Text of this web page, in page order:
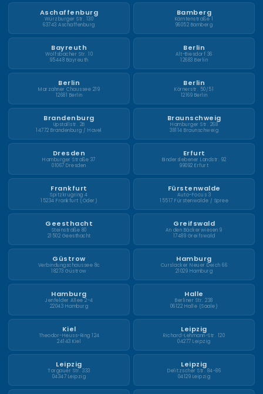
Aschaffenburg
Würzburger Str. 130
63743 Aschaffenburg
Bamberg
Kärntenstraße 1
96052 Bamberg
Bayreuth
Wolfsbacher Str. 10
95448 Bayreuth
Berlin
Alt-Biesdorf 36
12683 Berlin
Berlin
Marzahner Chaussee 219
12681 Berlin
Berlin
Körnerstr. 50/51
12169 Berlin
Brandenburg
Upstallstr. 2B
14772 Brandenburg / Havel
Braunschweig
Hamburger Str. 268
38114 Braunschweig
Dresden
Hamburger Straße 37
01067 Dresden
Erfurt
Binderslebener Landstr. 92
99092 Erfurt
Frankfurt
Spitzkrugring 4
15234 Frankfurt (Oder)
Fürstenwalde
Auto-Focus 3
15517 Fürstenwalde / Spree
Geesthacht
Steinstraße 80
21502 Geesthacht
Greifswald
An den Bäckerwiesen 9
17489 Greifswald
Güstrow
Verbindungschaussee 8c
18273 Güstrow
Hamburg
Curslacker Neuer Deich 66
21029 Hamburg
Hamburg
Jenfelder Allee 2-4
22043 Hamburg
Halle
Berliner Str. 238
06122 Halle (Saale)
Kiel
Theodor-Heuss-Ring 124
24143 Kiel
Leipzig
Richard-Lehmann-Str. 120
04277 Leipzig
Leipzig
Torgauer Str. 333
04347 Leipzig
Leipzig
Delitzscher Str. 84-86
04129 Leipzig